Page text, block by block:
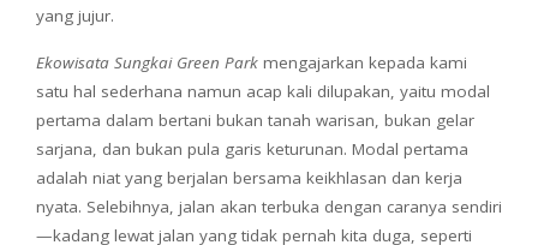
yang jujur.
Ekowisata Sungkai Green Park mengajarkan kepada kami
satu hal sederhana namun acap kali dilupakan, yaitu modal
pertama dalam bertani bukan tanah warisan, bukan gelar
sarjana, dan bukan pula garis keturunan. Modal pertama
adalah niat yang berjalan bersama keikhlasan dan kerja
nyata. Selebihnya, jalan akan terbuka dengan caranya sendiri
—kadang lewat jalan yang tidak pernah kita duga, seperti